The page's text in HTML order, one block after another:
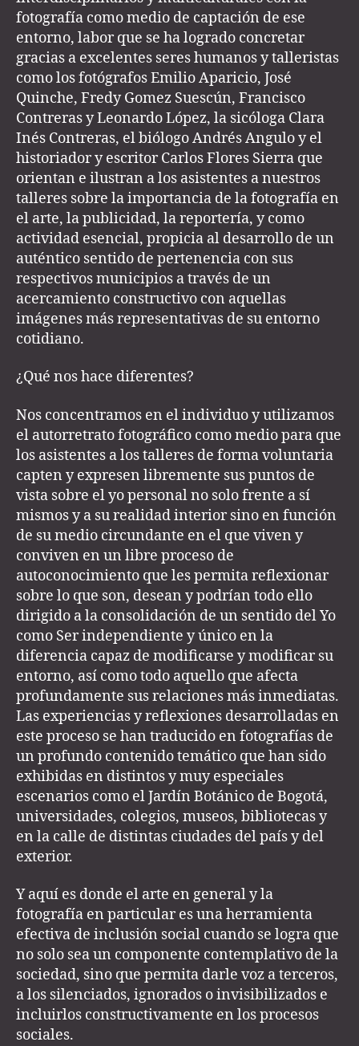
fotografía como medio de captación de ese
entorno, labor que se ha logrado concretar
gracias a excelentes seres humanos y talleristas
como los fotógrafos Emilio Aparicio, José
Quinche, Fredy Gomez Suescún, Francisco
Contreras y Leonardo López, la sicóloga Clara
Inés Contreras, el biólogo Andrés Angulo y el
historiador y escritor Carlos Flores Sierra que
orientan e ilustran a los asistentes a nuestros
talleres sobre la importancia de la fotografía en
el arte, la publicidad, la reportería, y como
actividad esencial, propicia al desarrollo de un
auténtico sentido de pertenencia con sus
respectivos municipios a través de un
acercamiento constructivo con aquellas
imágenes más representativas de su entorno
cotidiano.
¿Qué nos hace diferentes?
Nos concentramos en el individuo y utilizamos
el autorretrato fotográfico como medio para que
los asistentes a los talleres de forma voluntaria
capten y expresen libremente sus puntos de
vista sobre el yo personal no solo frente a sí
mismos y a su realidad interior sino en función
de su medio circundante en el que viven y
conviven en un libre proceso de
autoconocimiento que les permita reflexionar
sobre lo que son, desean y podrían todo ello
dirigido a la consolidación de un sentido del Yo
como Ser independiente y único en la
diferencia capaz de modificarse y modificar su
entorno, así como todo aquello que afecta
profundamente sus relaciones más inmediatas.
Las experiencias y reflexiones desarrolladas en
este proceso se han traducido en fotografías de
un profundo contenido temático que han sido
exhibidas en distintos y muy especiales
escenarios como el Jardín Botánico de Bogotá,
universidades, colegios, museos, bibliotecas y
en la calle de distintas ciudades del país y del
exterior.
Y aquí es donde el arte en general y la
fotografía en particular es una herramienta
efectiva de inclusión social cuando se logra que
no solo sea un componente contemplativo de la
sociedad, sino que permita darle voz a terceros,
a los silenciados, ignorados o invisibilizados e
incluirlos constructivamente en los procesos
sociales.